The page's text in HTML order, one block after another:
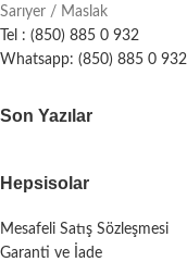
Sarıyer / Maslak
Tel : (850) 885 0 932
Whatsapp: (850) 885 0 932
Son Yazılar
Hepsisolar
Mesafeli Satış Sözleşmesi
Garanti ve İade